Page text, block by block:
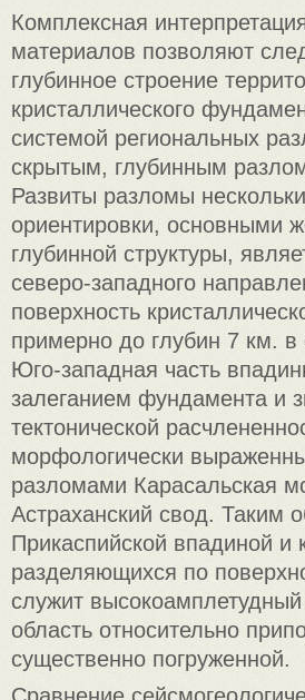
Комплексная
материалов позволяют
глубинное строение
кристаллического
системой региональных
скрытым, глубинным
Развиты разломы
ориентировки, основными
глубинной структуры,
северо-западного
поверхность
примерно до глубин 7 км.
Юго-западная часть
залеганием фундамента и
тектонической
морфологически
разломами Карасальская
Астраханский свод. Таким
Прикаспийской впадиной и
разделяющихся по
служит
область относительно
существенно погруженной.
Сравнение